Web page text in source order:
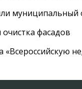
фасадов